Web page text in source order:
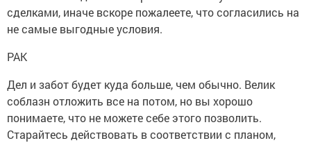
сделками, иначе вскоре пожалеете, что согласились на
не самые выгодные условия.
РАК
Дел и забот будет куда больше, чем обычно. Велик
соблазн отложить все на потом, но вы хорошо
понимаете, что не можете себе этого позволить.
Старайтесь действовать в соответствии с планом,